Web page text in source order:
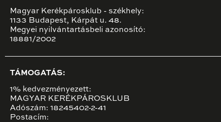
Magyar Kerékpárosklub - székhely:
1133 Budapest, Kárpát u. 48.
Megyei nyilvántartásbeli azonosító:
18881/2002
TÁMOGATÁS:
1% kedvezményezett:
MAGYAR KERÉKPÁROSKLUB
Adószám: 18245402-2-41
Postacím: